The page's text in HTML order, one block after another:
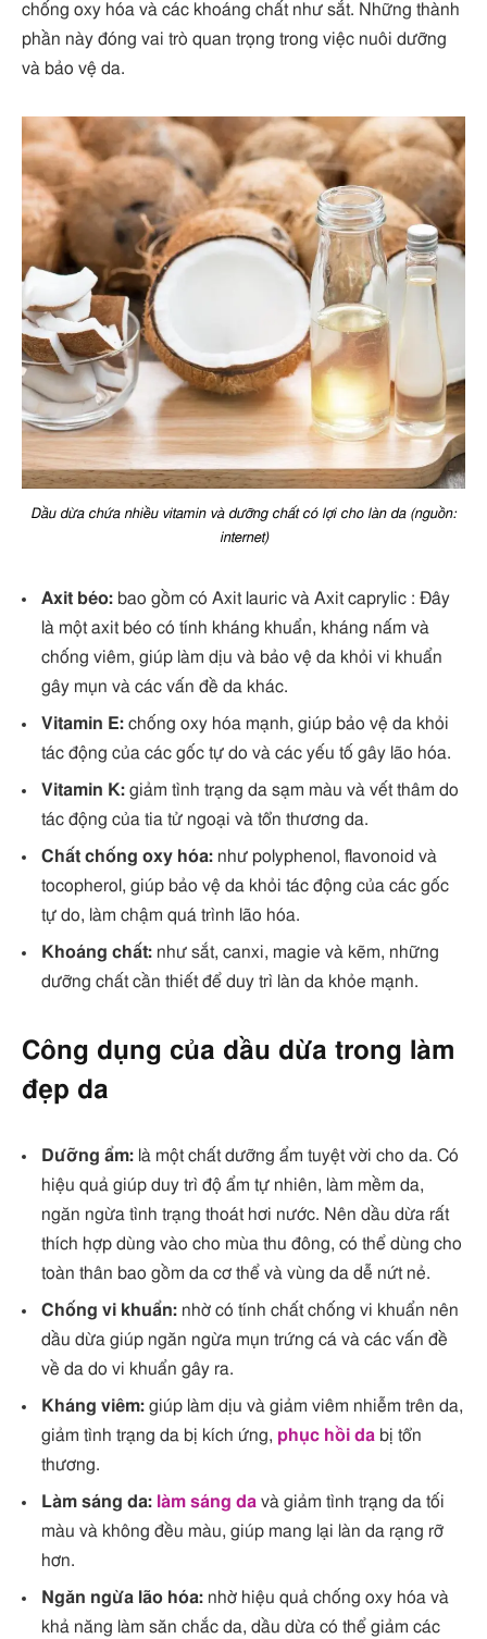
chống oxy hóa và các khoáng chất như sắt. Những thành
phần này đóng vai trò quan trọng trong việc nuôi dưỡng
và bảo vệ da.
Dầu dừa chứa nhiều vitamin và dưỡng chất có lợi cho làn da (nguồn:
internet)
Axit béo: bao gồm có Axit lauric và Axit caprylic : Đây
là một axit béo có tính kháng khuẩn, kháng nấm và
chống viêm, giúp làm dịu và bảo vệ da khỏi vi khuẩn
gây mụn và các vấn đề da khác.
Vitamin E: chống oxy hóa mạnh, giúp bảo vệ da khỏi
tác động của các gốc tự do và các yếu tố gây lão hóa.
Vitamin K: giảm tình trạng da sạm màu và vết thâm do
tác động của tia tử ngoại và tổn thương da.
Chất chống oxy hóa: như polyphenol, flavonoid và
tocopherol, giúp bảo vệ da khỏi tác động của các gốc
tự do, làm chậm quá trình lão hóa.
Khoáng chất: như sắt, canxi, magie và kẽm, những
dưỡng chất cần thiết để duy trì làn da khỏe mạnh.
Công dụng của dầu dừa trong làm
đẹp da
Dưỡng ẩm: là một chất dưỡng ẩm tuyệt vời cho da. Có
hiệu quả giúp duy trì độ ẩm tự nhiên, làm mềm da,
ngăn ngừa tình trạng thoát hơi nước. Nên dầu dừa rất
thích hợp dùng vào cho mùa thu đông, có thể dùng cho
toàn thân bao gồm da cơ thể và vùng da dễ nứt nẻ.
Chống vi khuẩn: nhờ có tính chất chống vi khuẩn nên
dầu dừa giúp ngăn ngừa mụn trứng cá và các vấn đề
về da do vi khuẩn gây ra.
Kháng viêm: giúp làm dịu và giảm viêm nhiễm trên da,
giảm tình trạng da bị kích ứng, phục hồi da bị tổn
thương.
Làm sáng da: làm sáng da và giảm tình trạng da tối
màu và không đều màu, giúp mang lại làn da rạng rỡ
hơn.
Ngăn ngừa lão hóa: nhờ hiệu quả chống oxy hóa và
khả năng làm săn chắc da, dầu dừa có thể giảm các